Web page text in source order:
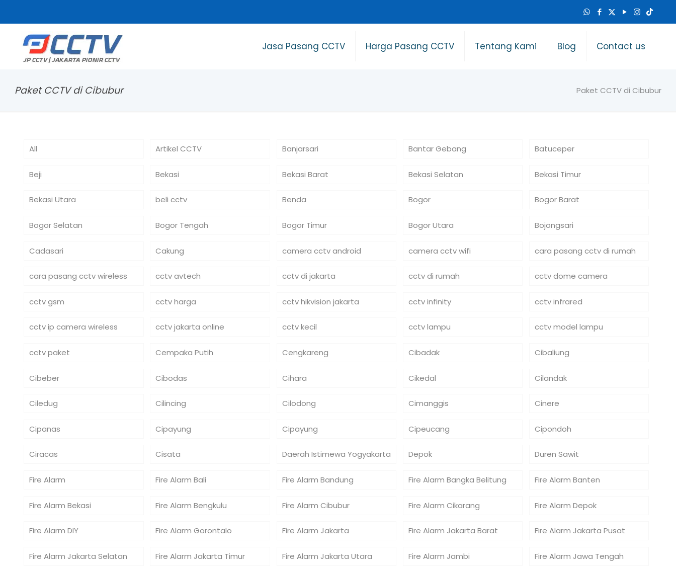
Jasa Pasang CCTV Harga Pasang CCTV Tentang Kami Blog Contact us
Paket CCTV di Cibubur Paket CCTV di Cibubur
All Artikel CCTV Banjarsari Bantar Gebang Batuceper
Beji Bekasi Bekasi Barat Bekasi Selatan Bekasi Timur
Bekasi Utara beli cctv Benda Bogor Bogor Barat
Bogor Selatan Bogor Tengah Bogor Timur Bogor Utara Bojongsari
Cadasari Cakung camera cctv android camera cctv wifi cara pasang cctv di rumah
cara pasang cctv wireless cctv avtech cctv di jakarta cctv di rumah cctv dome camera
cctv gsm cctv harga cctv hikvision jakarta cctv infinity cctv infrared
cctv ip camera wireless cctv jakarta online cctv kecil cctv lampu cctv model lampu
cctv paket Cempaka Putih Cengkareng Cibadak Cibaliung
Cibeber Cibodas Cihara Cikedal Cilandak
Ciledug Cilincing Cilodong Cimanggis Cinere
Cipanas Cipayung Cipayung Cipeucang Cipondoh
Ciracas Cisata Daerah Istimewa Yogyakarta Depok Duren Sawit
Fire Alarm Fire Alarm Bali Fire Alarm Bandung Fire Alarm Bangka Belitung Fire Alarm Banten
Fire Alarm Bekasi Fire Alarm Bengkulu Fire Alarm Cibubur Fire Alarm Cikarang Fire Alarm Depok
Fire Alarm DIY Fire Alarm Gorontalo Fire Alarm Jakarta Fire Alarm Jakarta Barat Fire Alarm Jakarta Pusat
Fire Alarm Jakarta Selatan Fire Alarm Jakarta Timur Fire Alarm Jakarta Utara Fire Alarm Jambi Fire Alarm Jawa Tengah